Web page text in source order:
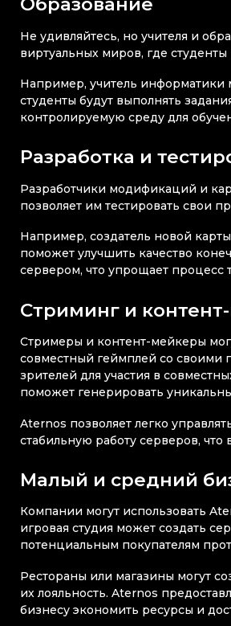
Не удивляйтесь, но учителя и
виртуальных миров, где
Например, учитель информатики
студенты будут выполнять
контролируемую среду для
Разработка и
Разработчики модификаций и
позволяет им тестировать свои
Например, создатель новой
поможет улучшить качество
сервером, что упрощает процесс
Стриминг и
Стримеры и контент-мейкеры
совместный геймплей со своими
зрителей для участия в
поможет генерировать
Aternos позволяет легко
стабильную работу серверов,
Малый и средний
Компании могут использовать
игровая студия может создать
потенциальным покупателям
Рестораны или магазины могут
их лояльность. Aternos
бизнесу экономить ресурсы и